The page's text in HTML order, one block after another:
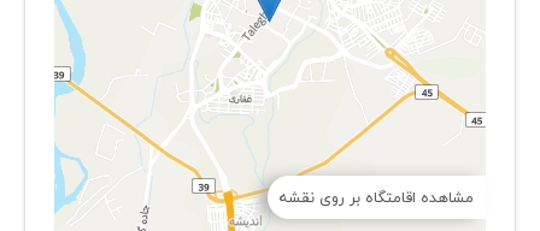
مشاهده اقامتگاه بر روی نقشه